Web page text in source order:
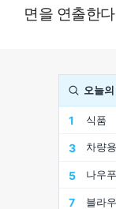
면을 연출한다